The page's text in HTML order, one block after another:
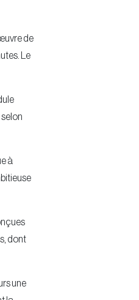
de
Le
à
dont
une